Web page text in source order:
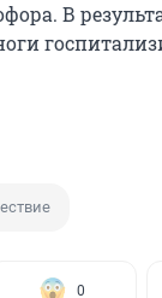
В
0